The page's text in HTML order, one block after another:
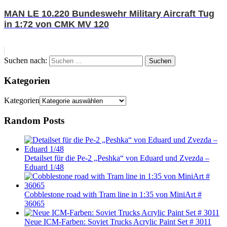
MAN LE 10.220 Bundeswehr Military Aircraft Tug
in 1:72 von CMK MV 120
Suchen nach: Suchen
Kategorien
Kategorien
Random Posts
Detailset für die Pe-2 „Peshka“ von Eduard und Zvezda –
Eduard 1/48
Cobblestone road with Tram line in 1:35 von MiniArt #
36065
Neue ICM-Farben: Soviet Trucks Acrylic Paint Set # 3011